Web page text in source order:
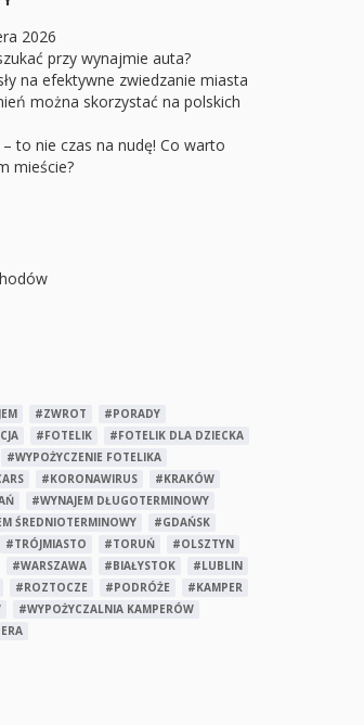
2026
przy wynajmie auta?
na efektywne zwiedzanie miasta
można skorzystać na polskich
to nie czas na nudę! Co warto
mieście?
#ZWROT
#PORADY
#FOTELIK
#FOTELIK DLA DZIECKA
#WYPOŻYCZENIE FOTELIKA
#KORONAWIRUS
#KRAKÓW
#WYNAJEM DŁUGOTERMINOWY
ŚREDNIOTERMINOWY
#GDAŃSK
#TRÓJMIASTO #TORUŃ
#OLSZTYN
#WARSZAWA #BIAŁYSTOK
#LUBLIN
#ROZTOCZE #PODRÓŻE
#KAMPER
#WYPOŻYCZALNIA KAMPERÓW